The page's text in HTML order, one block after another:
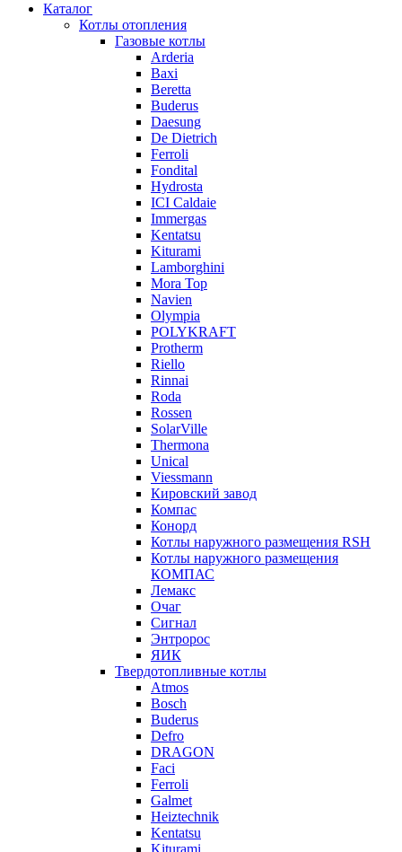
Каталог
Котлы отопления
Газовые котлы
Arderia
Baxi
Beretta
Buderus
Daesung
De Dietrich
Ferroli
Fondital
Hydrosta
ICI Caldaie
Immergas
Kentatsu
Kiturami
Lamborghini
Mora Top
Navien
Olympia
POLYKRAFT
Protherm
Riello
Rinnai
Roda
Rossen
SolarVille
Thermona
Unical
Viessmann
Кировский завод
Компас
Конорд
Котлы наружного размещения RSH
Котлы наружного размещения
КОМПАС
Лемакс
Очаг
Сигнал
Энтророс
ЯИК
Твердотопливные котлы
Atmos
Bosch
Buderus
Defro
DRAGON
Faci
Ferroli
Galmet
Heiztechnik
Kentatsu
Kiturami